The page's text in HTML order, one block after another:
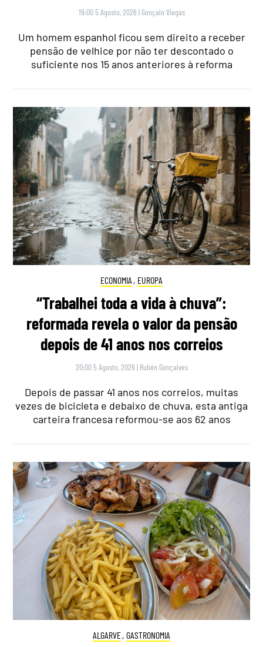
19:00 5 Agosto, 2026 | Gonçalo Viegas
Um homem espanhol ficou sem direito a receber
pensão de velhice por não ter descontado o
suficiente nos 15 anos anteriores à reforma
ECONOMIA , EUROPA
“Trabalhei toda a vida à chuva”:
reformada revela o valor da pensão
depois de 41 anos nos correios
20:00 5 Agosto, 2026 | Rubén Gonçalves
Depois de passar 41 anos nos correios, muitas
vezes de bicicleta e debaixo de chuva, esta antiga
carteira francesa reformou-se aos 62 anos
ALGARVE, GASTRONOMIA